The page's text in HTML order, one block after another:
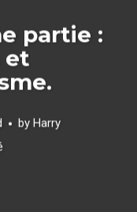
partie :
et
by Harry